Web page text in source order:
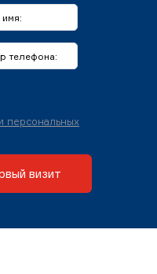
персональных
визит